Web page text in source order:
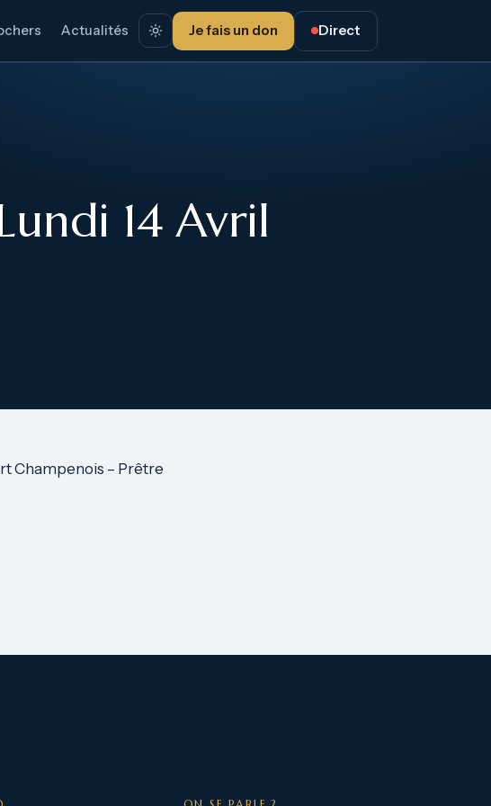
Actualités Je fais un don Direct
14 Avril
Champenois – Prêtre